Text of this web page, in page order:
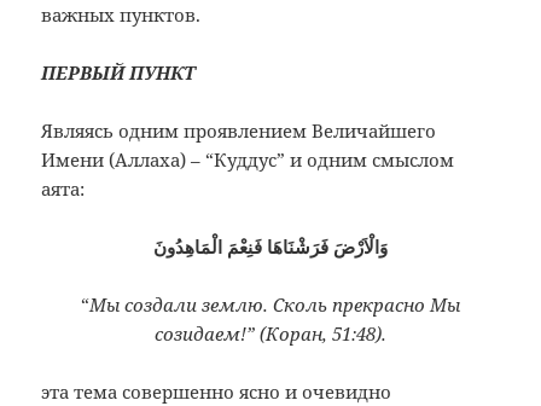
важных пунктов.
ПЕРВЫЙ ПУНКТ
Являясь одним проявлением Величайшего
Имени (Аллаха) – “Куддус” и одним смыслом
аята:
وَالْاَرْضَ فَرَشْنَاهَا فَنِعْمَ الْمَاهِدُونَ
“Мы создали землю. Сколь прекрасно Мы
созидаем!” (Коран, 51:48).
эта тема совершенно ясно и очевидно